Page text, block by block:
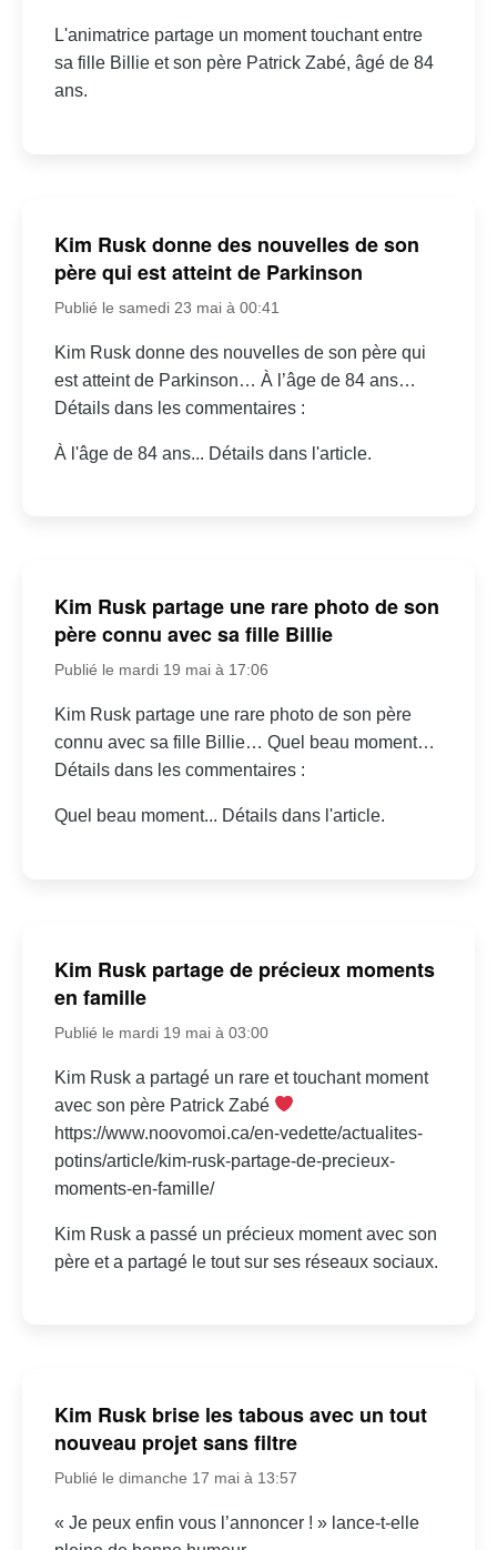
L'animatrice partage un moment touchant entre
sa fille Billie et son père Patrick Zabé, âgé de 84
ans.
Kim Rusk donne des nouvelles de son
père qui est atteint de Parkinson
Publié le samedi 23 mai à 00:41
Kim Rusk donne des nouvelles de son père qui
est atteint de Parkinson… À l’âge de 84 ans…
Détails dans les commentaires :
À l'âge de 84 ans... Détails dans l'article.
Kim Rusk partage une rare photo de son
père connu avec sa fille Billie
Publié le mardi 19 mai à 17:06
Kim Rusk partage une rare photo de son père
connu avec sa fille Billie… Quel beau moment…
Détails dans les commentaires :
Quel beau moment... Détails dans l'article.
Kim Rusk partage de précieux moments
en famille
Publié le mardi 19 mai à 03:00
Kim Rusk a partagé un rare et touchant moment
avec son père Patrick Zabé
https://www.noovomoi.ca/en-vedette/actualites-
potins/article/kim-rusk-partage-de-precieux-
moments-en-famille/
Kim Rusk a passé un précieux moment avec son
père et a partagé le tout sur ses réseaux sociaux.
Kim Rusk brise les tabous avec un tout
nouveau projet sans filtre
Publié le dimanche 17 mai à 13:57
« Je peux enfin vous l’annoncer ! » lance-t-elle